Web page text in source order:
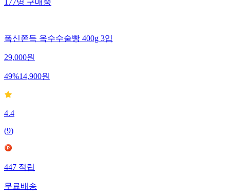
177명구매중
폭신쫀득 옥수수술빵 400g 3입
29,000원
49%14,900원
4.4
(9)
447적립
무료배송